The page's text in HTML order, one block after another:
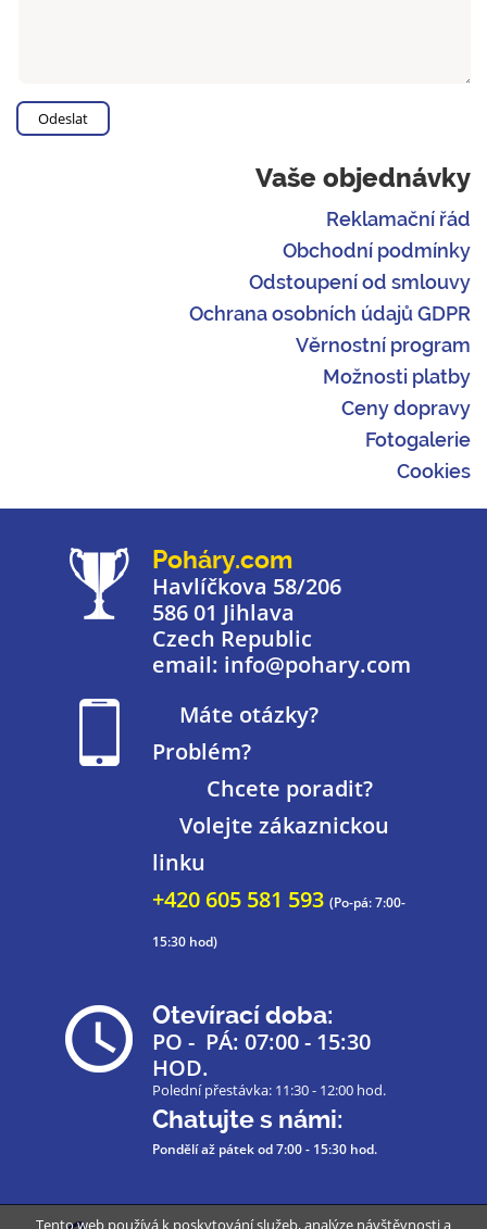
Vaše objednávky
Reklamační řád
Obchodní podmínky
Odstoupení od smlouvy
Ochrana osobních údajů GDPR
Věrnostní program
Možnosti platby
Ceny dopravy
Fotogalerie
Cookies
Poháry.com
Havlíčkova 58/206
586 01 Jihlava
Czech Republic
email: info@pohary.com
Máte otázky?
Problém?
Chcete poradit?
Volejte zákaznickou
linku
+420 605 581 593 (Po-pá: 7:00-
15:30 hod)
Otevírací doba:
PO - PÁ: 07:00 - 15:30
HOD.
Polední přestávka: 11:30 - 12:00 hod.
Chatujte s námi:
Pondělí až pátekod 7:00 - 15:30 hod.
Tento web používá k poskytování služeb, analýze návštěvnosti a